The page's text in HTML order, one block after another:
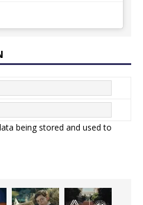
being stored and used to